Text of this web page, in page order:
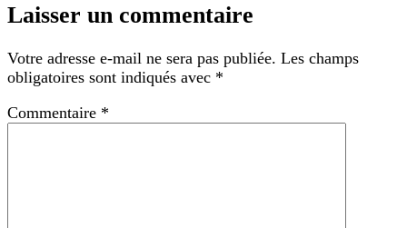
Laisser un commentaire
Votre adresse e-mail ne sera pas publiée. Les champs
obligatoires sont indiqués avec *
Commentaire *